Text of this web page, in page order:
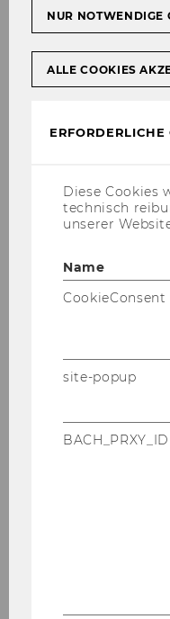
Oktober 2016
Dezember 2016
Jänner 2017
Februar 2017
März 2017
Mitteilungsblatt
Mitteilungsblatt
Mitteilungsblatt
Mitteilungsblatt
NUR NOTWENDIGE
ALLE COOKIES
ERFORDERLICHE
Diese Cookies
technisch
unserer
Name
CookieConsent
site-popup
BACH_PRXY_ID